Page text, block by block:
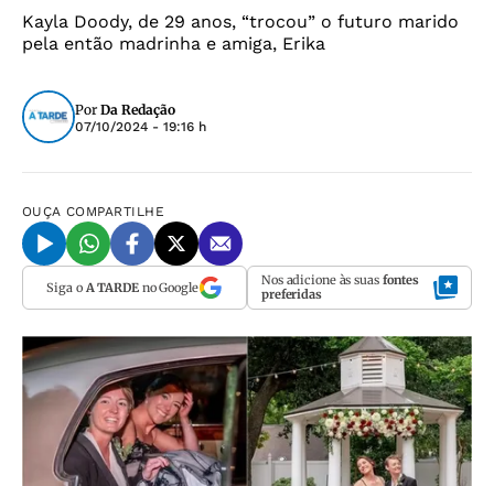
Kayla Doody, de 29 anos, “trocou” o futuro marido
pela então madrinha e amiga, Erika
Por Da Redação
07/10/2024 - 19:16 h
OUÇA COMPARTILHE
Siga o A TARDEno Google Nos adicione às suas fontes
preferidas